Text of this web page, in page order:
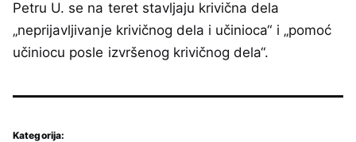
Petru U. se na teret stavljaju krivična dela
„neprijavljivanje krivičnog dela i učinioca“ i „pomoć
učiniocu posle izvršenog krivičnog dela“.
Kategorija: